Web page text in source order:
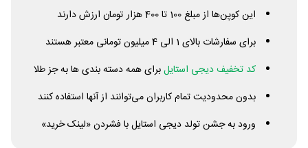
این کوپن‌ها از مبلغ 100 تا 400 هزار تومان ارزش دارند
برای سفارشات بالای 1 الی 4 میلیون تومانی معتبر هستند
کد تخفيف دیجی استایلبرای همه دسته بندی ها به جز طلا
بدون محدودیت تمام کاربران می‌توانند از آنها استفاده کنند
ورود به جشن تولد دیجی استایل با فشردن «لینک خرید»